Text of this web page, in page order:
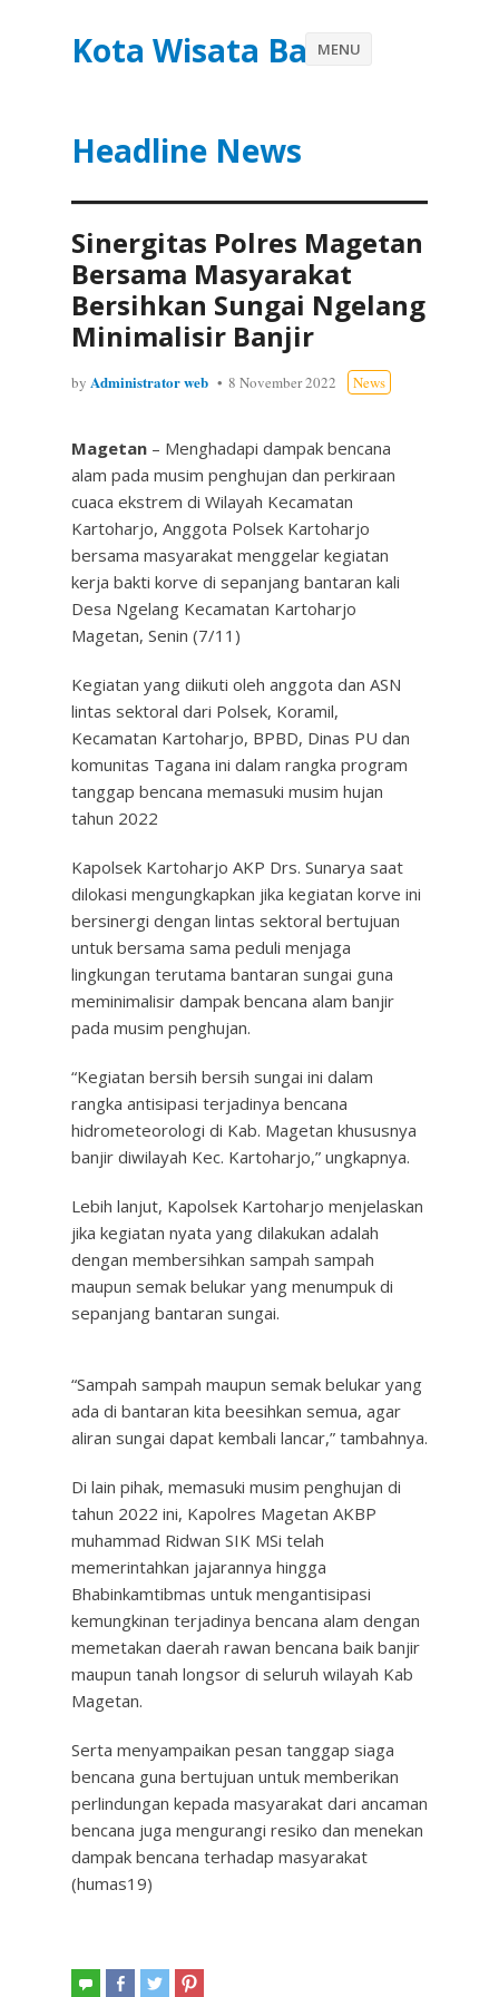
Kota Wisata Batu
Headline News
MENU
Sinergitas Polres Magetan
Bersama Masyarakat
Bersihkan Sungai Ngelang
Minimalisir Banjir
by Administrator web 8 November 2022 News
Magetan – Menghadapi dampak bencana
alam pada musim penghujan dan perkiraan
cuaca ekstrem di Wilayah Kecamatan
Kartoharjo, Anggota Polsek Kartoharjo
bersama masyarakat menggelar kegiatan
kerja bakti korve di sepanjang bantaran kali
Desa Ngelang Kecamatan Kartoharjo
Magetan, Senin (7/11)
Kegiatan yang diikuti oleh anggota dan ASN
lintas sektoral dari Polsek, Koramil,
Kecamatan Kartoharjo, BPBD, Dinas PU dan
komunitas Tagana ini dalam rangka program
tanggap bencana memasuki musim hujan
tahun 2022
Kapolsek Kartoharjo AKP Drs. Sunarya saat
dilokasi mengungkapkan jika kegiatan korve ini
bersinergi dengan lintas sektoral bertujuan
untuk bersama sama peduli menjaga
lingkungan terutama bantaran sungai guna
meminimalisir dampak bencana alam banjir
pada musim penghujan.
“Kegiatan bersih bersih sungai ini dalam
rangka antisipasi terjadinya bencana
hidrometeorologi di Kab. Magetan khususnya
banjir diwilayah Kec. Kartoharjo,” ungkapnya.
Lebih lanjut, Kapolsek Kartoharjo menjelaskan
jika kegiatan nyata yang dilakukan adalah
dengan membersihkan sampah sampah
maupun semak belukar yang menumpuk di
sepanjang bantaran sungai.
“Sampah sampah maupun semak belukar yang
ada di bantaran kita beesihkan semua, agar
aliran sungai dapat kembali lancar,” tambahnya.
Di lain pihak, memasuki musim penghujan di
tahun 2022 ini, Kapolres Magetan AKBP
muhammad Ridwan SIK MSi telah
memerintahkan jajarannya hingga
Bhabinkamtibmas untuk mengantisipasi
kemungkinan terjadinya bencana alam dengan
memetakan daerah rawan bencana baik banjir
maupun tanah longsor di seluruh wilayah Kab
Magetan.
Serta menyampaikan pesan tanggap siaga
bencana guna bertujuan untuk memberikan
perlindungan kepada masyarakat dari ancaman
bencana juga mengurangi resiko dan menekan
dampak bencana terhadap masyarakat
(humas19)